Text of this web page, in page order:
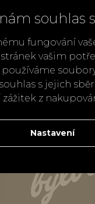
souhlas
fungování
vašim
s jejich
z
Nastavení